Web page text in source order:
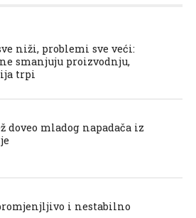
niži, problemi sve veći:
smanjuju proizvodnju,
trpi
doveo mladog napadača iz
i nestabilno